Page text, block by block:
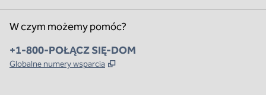
W czym możemy pomóc?
Telefon:
+1-800-POŁĄCZ SIĘ-DOM
Globalne numery wsparcia ,